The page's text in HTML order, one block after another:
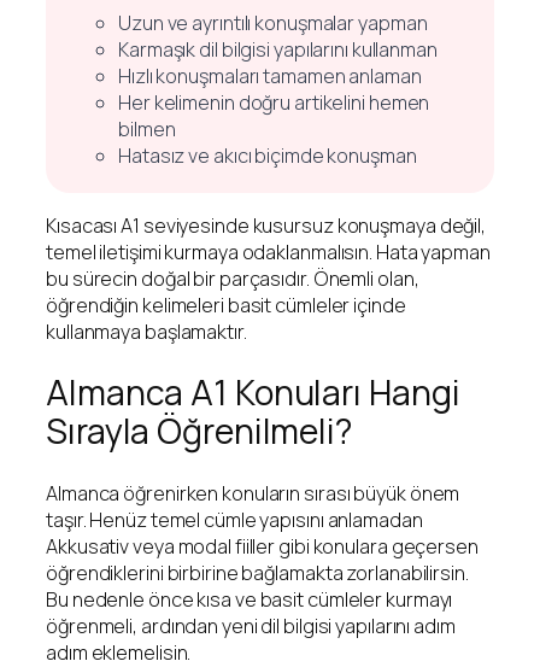
Uzun ve ayrıntılı konuşmalar yapman
Karmaşık dil bilgisi yapılarını kullanman
Hızlı konuşmaları tamamen anlaman
Her kelimenin doğru artikelini hemen
bilmen
Hatasız ve akıcı biçimde konuşman
Kısacası A1 seviyesinde kusursuz konuşmaya değil,
temel iletişimi kurmaya odaklanmalısın. Hata yapman
bu sürecin doğal bir parçasıdır. Önemli olan,
öğrendiğin kelimeleri basit cümleler içinde
kullanmaya başlamaktır.
Almanca A1 Konuları Hangi
Sırayla Öğrenilmeli?
Almanca öğrenirken konuların sırası büyük önem
taşır. Henüz temel cümle yapısını anlamadan
Akkusativ veya modal fiiller gibi konulara geçersen
öğrendiklerini birbirine bağlamakta zorlanabilirsin.
Bu nedenle önce kısa ve basit cümleler kurmayı
öğrenmeli, ardından yeni dil bilgisi yapılarını adım
adım eklemelisin.